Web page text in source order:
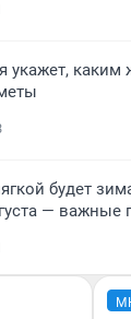
укажет, каким
будет
— важные